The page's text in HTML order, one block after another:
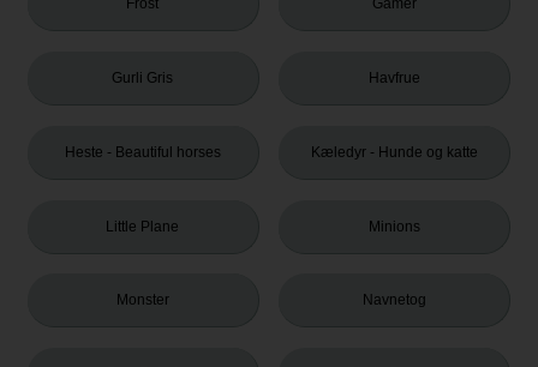
Frost Gamer
Gurli Gris Havfrue
Heste - Beautiful horses Kæledyr - Hunde og katte
Little Plane Minions
Monster Navnetog